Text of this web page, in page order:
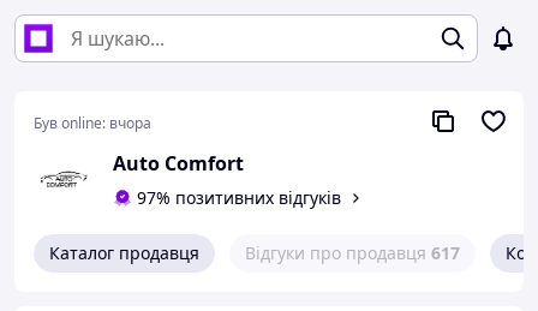
Був online: вчора
Auto Comfort
97% позитивних відгуків
Каталог продавця Відгуки про продавця 617